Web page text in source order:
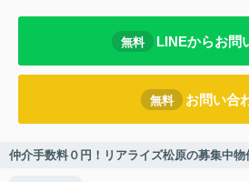
無料 LINEからお問
無料 お問い合
仲介手数料０円！リアライズ松原の募集中物